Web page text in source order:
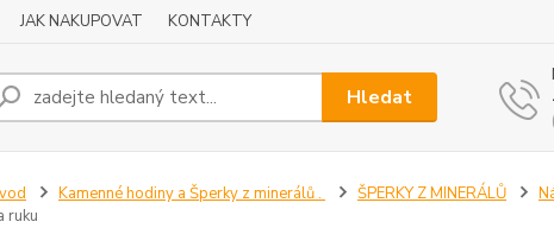
JAK NAKUPOVAT KONTAKTY
Hledat
Kamenné hodiny a Šperky z minerálů . ŠPERKY Z MINERÁLŮ
ruku